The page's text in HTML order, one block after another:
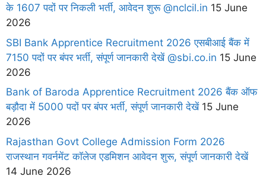
के 1607 पदों पर निकली भर्ती, आवेदन शुरू @nclcil.in 15 June
2026
SBI Bank Apprentice Recruitment 2026 एसबीआई बैंक में
7150 पदों पर बंपर भर्ती, संपूर्ण जानकारी देखें @sbi.co.in 15 June
2026
Bank of Baroda Apprentice Recruitment 2026 बैंक ऑफ
बड़ौदा में 5000 पदों पर बंपर भर्ती, संपूर्ण जानकारी देखें15 June
2026
Rajasthan Govt College Admission Form 2026
राजस्थान गवर्नमेंट कॉलेज एडमिशन आवेदन शुरू, संपूर्ण जानकारी देखें
14 June 2026